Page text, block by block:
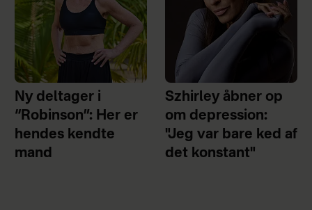
Ny deltager i
“Robinson”: Her er
hendes kendte
mand
Szhirley åbner op
om depression:
"Jeg var bare ked af
det konstant"